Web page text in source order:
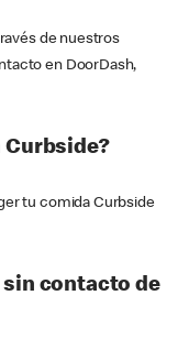
de nuestros
en DoorDash,
Curbside?
tu comida Curbside
sin contacto de